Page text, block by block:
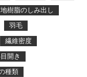
樹脂のしみ出し
羽毛
繊維密度
開き
種類